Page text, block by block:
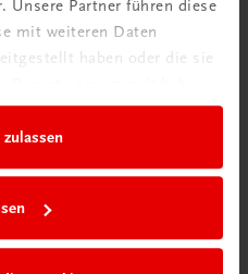
Unsere Partner führen diese
mit weiteren Daten
haben oder die sie